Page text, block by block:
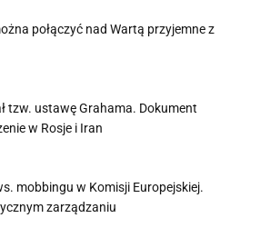
połączyć nad Wartą przyjemne z
tzw. ustawę Grahama. Dokument
w Rosje i Iran
mobbingu w Komisji Europejskiej.
zarządzaniu